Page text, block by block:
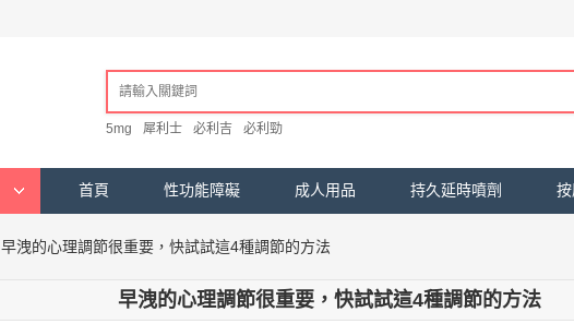
5mg 犀利士 必利吉 必利勁
首頁 性功能障礙 成人用品 持久延時噴劑
早洩的心理調節很重要，快試試這4種調節的方法
早洩的心理調節很重要，快試試這4種調節的方法